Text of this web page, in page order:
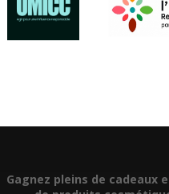
Gagnez pleins de